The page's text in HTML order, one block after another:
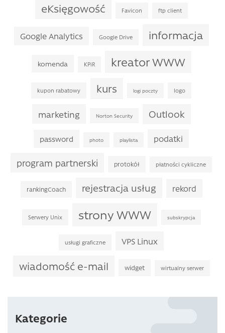
eKsięgowość Favicon ftp client
Google Analytics Google Drive informacja
komenda KPiR kreator WWW
kupon rabatowy kurs logi poczty logo
marketing Norton Security Outlook
password photo playlista podatki
program partnerski protokół płatności cykliczne
rankingCoach rejestracja usług rekord
Serwery Unix strony WWW subskrypcja
usługi graficzne VPS Linux
wiadomość e-mail widget wirtualny serwer
Kategorie